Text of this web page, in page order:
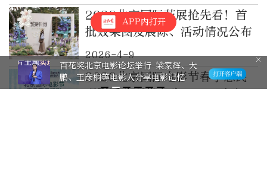
2026北京国际花展抢先看！首
批效果图及展陈、活动情况公布
2026-4-9
2026北京国际电影节春季惠民
观影活动即将启动，500万元文
APP内打开
百花奖北京电影论坛举行 梁家辉、大
鹏、王彦桐等电影人分享电影记忆